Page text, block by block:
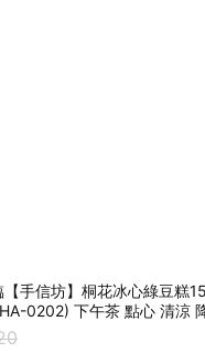
手信坊】桐花冰心綠豆糕
0202) 下午茶 點心 清涼
禮 送禮推薦 一口接一口 吃甜